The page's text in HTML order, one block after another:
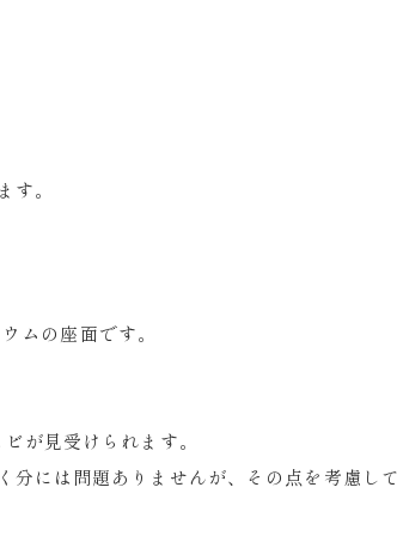
す。
ムの座面です。
が見受けられます。
には問題ありませんが、その点を考慮し